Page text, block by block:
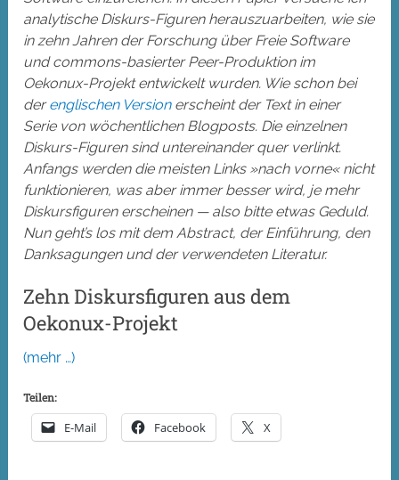
analytische Diskurs-Figuren herauszuarbeiten, wie sie
in zehn Jahren der Forschung über Freie Software
und commons-basierter Peer-Produktion im
Oekonux-Projekt entwickelt wurden. Wie schon bei
derenglischen Versionerscheint der Text in einer
Serie von wöchentlichen Blogposts. Die einzelnen
Diskurs-Figuren sind untereinander quer verlinkt.
Anfangs werden die meisten Links »nach vorne« nicht
funktionieren, was aber immer besser wird, je mehr
Diskursfiguren erscheinen — also bitte etwas Geduld.
Nun geht’s los mit dem Abstract, der Einführung, den
Danksagungen und der verwendeten Literatur.
Zehn Diskursfiguren aus dem
Oekonux-Projekt
(mehr …)
Teilen:
E-Mail Facebook X